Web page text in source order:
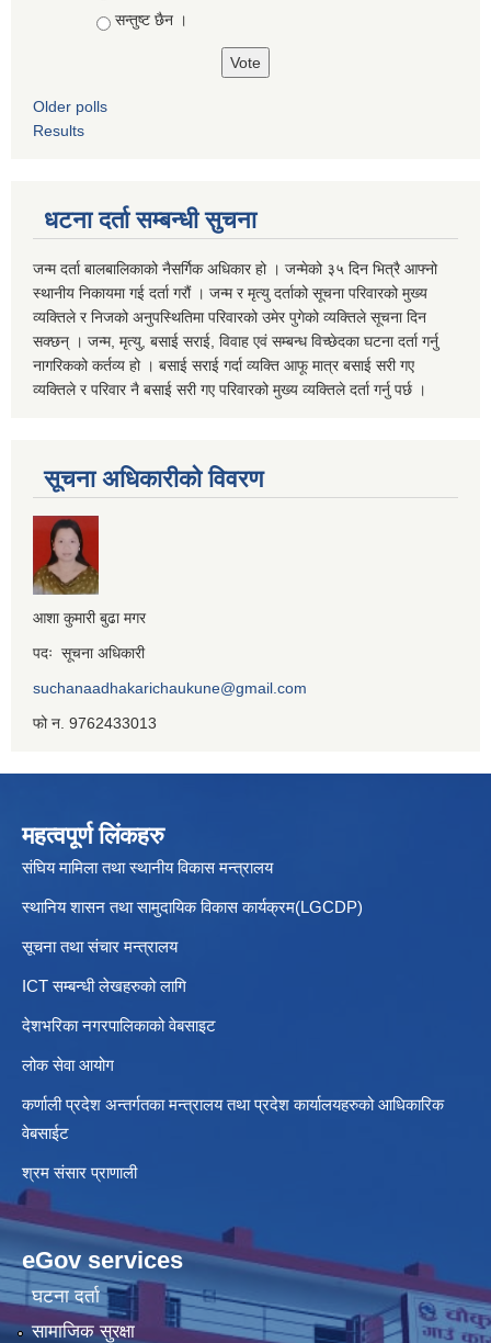
सन्तुष्ट छैन ।
Older polls
Results
धटना दर्ता सम्बन्धी सुचना
जन्म दर्ता बालबालिकाको नैसर्गिक अधिकार हो । जन्मेको ३५ दिन भित्रै आफ्नो
स्थानीय निकायमा गई दर्ता गरौं । जन्म र मृत्यु दर्ताको सूचना परिवारको मुख्य
व्यक्तिले र निजको अनुपस्थितिमा परिवारको उमेर पुगेको व्यक्तिले सूचना दिन
सक्छन् । जन्म, मृत्यु, बसाई सराई, विवाह एवं सम्बन्ध विच्छेदका घटना दर्ता गर्नु
नागरिकको कर्तव्य हो । बसाई सराई गर्दा व्यक्ति आफू मात्र बसाई सरी गए
व्यक्तिले र परिवार नै बसाई सरी गए परिवारको मुख्य व्यक्तिले दर्ता गर्नु पर्छ ।
सूचना अधिकारीको विवरण
आशा कुमारी बुढा मगर
पदः सूचना अधिकारी
suchanaadhakarichaukune@gmail.com
फो न. 9762433013
महत्वपूर्ण लिंकहरु
संघिय मामिला तथा स्थानीय विकास मन्त्रालय
स्थानिय शासन तथा सामुदायिक विकास कार्यक्रम(LGCDP)
सूचना तथा संचार मन्त्रालय
ICT सम्बन्धी लेखहरुको लागि
देशभरिका नगरपालिकाको वेबसाइट
लोक सेवा आयोग
कर्णाली प्रदेश अन्तर्गतका मन्त्रालय तथा प्रदेश कार्यालयहरुको आधिकारिक
वेबसाईट
श्रम संसार प्राणाली
eGov services
घटना दर्ता
सामाजिक सुरक्षा